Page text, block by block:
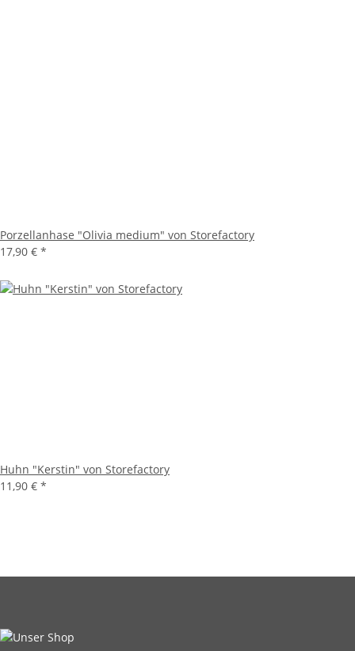
Porzellanhase "Olivia medium" von Storefactory
17,90 € *
Huhn "Kerstin" von Storefactory
11,90 € *